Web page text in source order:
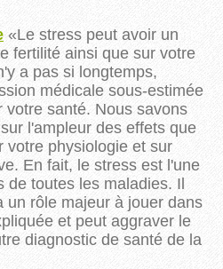
«Le stress peut avoir un
fertilité ainsi que sur votre
a pas si longtemps,
médicale sous-estimée
votre santé. Nous savons
l'ampleur des effets que
votre physiologie et sur
En fait, le stress est l'une
toutes les maladies. Il
un rôle majeur à jouer dans
et peut aggraver le
diagnostic de santé de la